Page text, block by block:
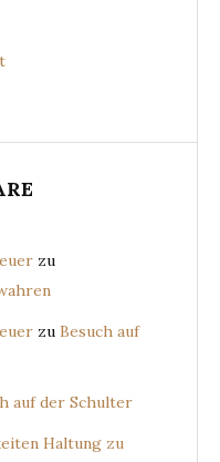
zu
zu Besuch auf
auf der Schulter
Haltung zu